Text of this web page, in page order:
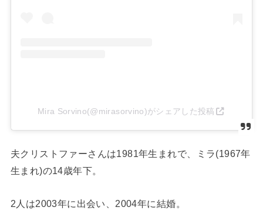
Mira Sorvino(@mirasorvino)がシェアした投稿
夫クリストファーさんは1981年生まれで、ミラ(1967年
生まれ)の14歳年下。
2人は2003年に出会い、2004年に結婚。